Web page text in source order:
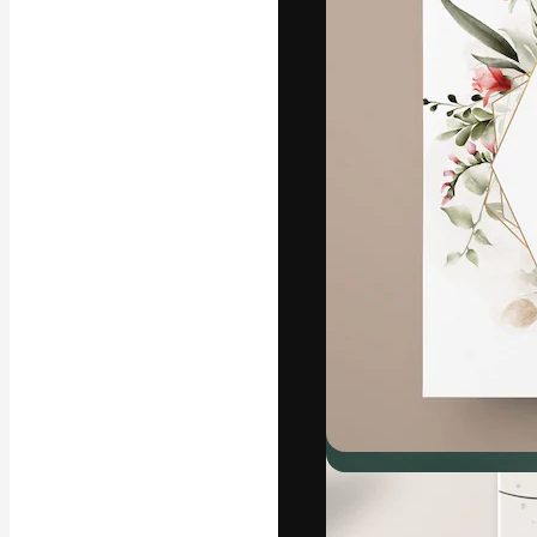
La plateforme
vos meilleurs
d’abonnés :
studios.
Français